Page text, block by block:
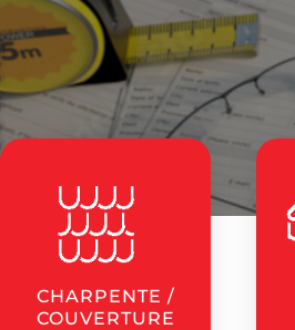
CHARPENTE /
COUVERTURE